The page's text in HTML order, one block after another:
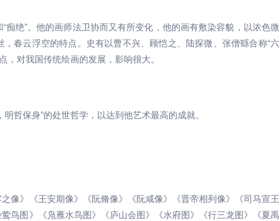
痴绝”。他的画师法卫协而又有所变化，他的画有敷染容貌，以浓色微
春云浮空的特点。史有以曹不兴、顾恺之、陆探微、张僧繇合称“六
，对我国传统绘画的发展，影响很大。
哲保身”的处世哲学，以达到他艺术最高的成就。
像》《王安期像》《阮脩像》《阮咸像》《晋帝相列像》《司马宣王
鸟图》《凫雁水鸟图》《庐山会图》《水府图》《行三龙图》《夏禹